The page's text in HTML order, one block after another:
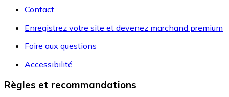
Contact
Enregistrez votre site et devenez marchand premium
Foire aux questions
Accessibilité
Règles et recommandations